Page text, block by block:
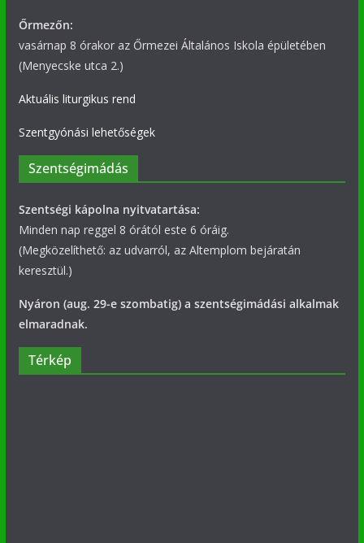
Őrmezőn:
vasárnap 8 órakor az Őrmezei Általános Iskola épületében
(Menyecske utca 2.)
Aktuális liturgikus rend
Szentgyónási lehetőségek
Szentségimádás
Szentségi kápolna nyitvatartása:
Minden nap reggel 8 órától este 6 óráig.
(Megközelíthető: az udvarról, az Altemplom bejáratán
keresztül.)
Nyáron (aug. 29-e szombatig) a szentségimádási alkalmak
elmaradnak.
Térkép